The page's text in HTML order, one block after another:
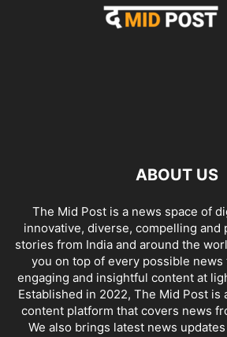
ABOUT US
The Mid Post is a news space of
innovative, diverse, compelling and
stories from India and around the
you on top of every possible
engaging and insightful content at
Established in 2022, The Mid Post is
content platform that covers news
We also brings latest news